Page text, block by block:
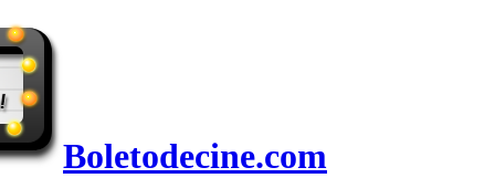
Boletodecine.com